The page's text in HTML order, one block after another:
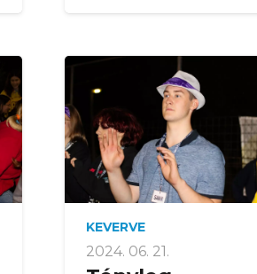
KEVERVE
2024. 06. 21.